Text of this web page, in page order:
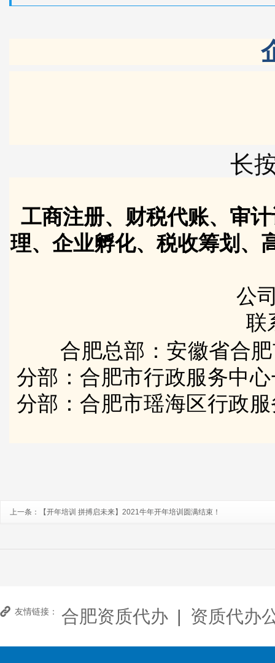
长
工商注册、财税代账、审
理、企业孵化、税收筹划、
公
联
合肥总部：安徽省合
分部：合肥市行政服务中
分部：合肥市瑶海区行政
上一条： 【开年培训 拼搏启未来】2021牛年开年培训圆满结束！
友情链接： 合肥资质代办 | 资质代办